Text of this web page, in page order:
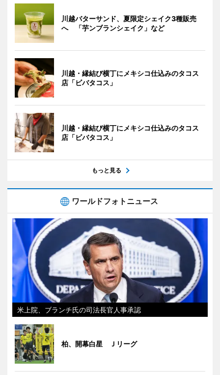
川越バターサンド、夏限定シェイク3種販売
へ 「芋ンブランシェイク」など
川越・縁結び横丁にメキシコ仕込みのタコス
店「ビバタコス」
川越・縁結び横丁にメキシコ仕込みのタコス
店「ビバタコス」
もっと見る
ワールドフォトニュース
米上院、ブランチ氏の司法長官人事承認
柏、開幕白星 Ｊリーグ